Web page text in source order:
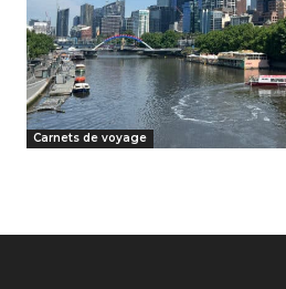
Carnets de voyage